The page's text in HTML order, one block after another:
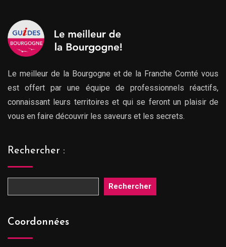
Le meilleur de la Bourgogne et de la Franche Comté vous
est offert par une équipe de professionnels réactifs,
connaissant leurs territoires et qui se feront un plaisir de
vous en faire découvrir les saveurs et les secrets.
Rechercher :
Rechercher
Coordonnées